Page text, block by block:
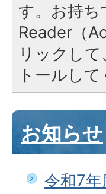
す。お持ち
Reader（
リックし
トールして
お知らせ
令和7